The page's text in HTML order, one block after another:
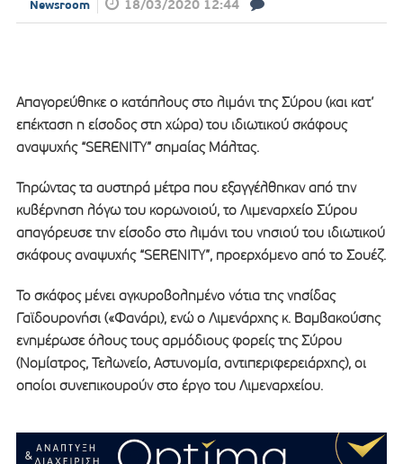
Newsroom 18/03/2020 12:44
Απαγορεύθηκε ο κατάπλους στο λιμάνι της Σύρου (και κατ’
επέκταση η είσοδος στη χώρα) του ιδιωτικού σκάφους
αναψυχής “SERENITY” σημαίας Μάλτας.
Τηρώντας τα αυστηρά μέτρα που εξαγγέλθηκαν από την
κυβέρνηση λόγω του κορωνοιού, το Λιμεναρχείο Σύρου
απαγόρευσε την είσοδο στο λιμάνι του νησιού του ιδιωτικού
σκάφους αναψυχής “SERENITY”, προερχόμενο από το Σουέζ.
Το σκάφος μένει αγκυροβολημένο νότια της νησίδας
Γαϊδουρονήσι («Φανάρι), ενώ ο Λιμενάρχης κ. Βαμβακούσης
ενημέρωσε όλους τους αρμόδιους φορείς της Σύρου
(Νομίατρος, Τελωνείο, Αστυνομία, αντιπεριφερειάρχης), οι
οποίοι συνεπικουρούν στο έργο του Λιμεναρχείου.